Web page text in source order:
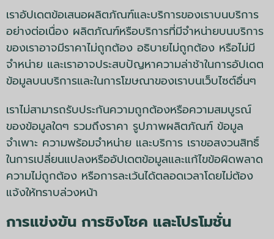
เราอัปเดตข้อเสนอผลิตภัณฑ์และบริการของเราบนบริการ
อย่างต่อเนื่อง ผลิตภัณฑ์หรือบริการที่มีจำหน่ายบนบริการ
ของเราอาจมีราคาไม่ถูกต้อง อธิบายไม่ถูกต้อง หรือไม่มี
จำหน่าย และเราอาจประสบปัญหาความล่าช้าในการอัปเดต
ข้อมูลบนบริการและในการโฆษณาของเราบนเว็บไซต์อื่นๆ
เราไม่สามารถรับประกันความถูกต้องหรือความสมบูรณ์
ของข้อมูลใดๆ รวมถึงราคา รูปภาพผลิตภัณฑ์ ข้อมูล
จำเพาะ ความพร้อมจำหน่าย และบริการ เราขอสงวนสิทธิ์
ในการเปลี่ยนแปลงหรืออัปเดตข้อมูลและแก้ไขข้อผิดพลาด
ความไม่ถูกต้อง หรือการละเว้นได้ตลอดเวลาโดยไม่ต้อง
แจ้งให้ทราบล่วงหน้า
การแข่งขัน การชิงโชค และโปรโมชั่น